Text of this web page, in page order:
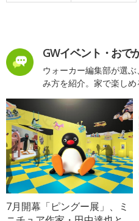
GWイベント・おで
ウォーカー編集部が選
み方を紹介。家で楽しめ
7月開幕「ピングー展」、ミ